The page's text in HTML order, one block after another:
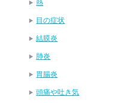
熱
目の症状
結膜炎
肺炎
胃腸炎
頭痛や吐き気